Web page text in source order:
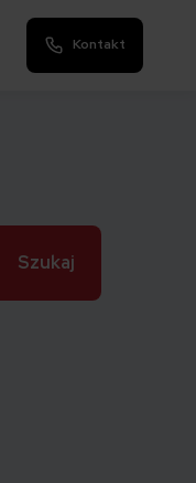
Kontakt